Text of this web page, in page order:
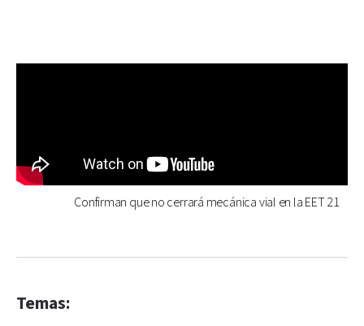
Confirman que no cerrará mecánica vial en la EET 21
Temas: